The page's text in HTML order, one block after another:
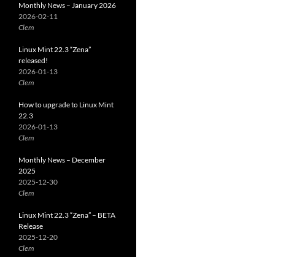
Monthly News – January 2026
2026-02-11
Clem
Linux Mint 22.3 “Zena”
released!
2026-01-13
Clem
How to upgrade to Linux Mint
22.3
2026-01-13
Clem
Monthly News – December
2025
2025-12-30
Clem
Linux Mint 22.3 “Zena” – BETA
Release
2025-12-20
Clem